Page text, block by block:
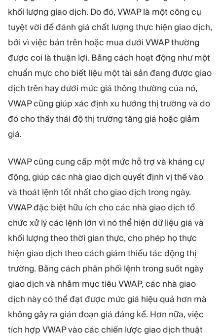
khối lượng giao dịch. Do đó, VWAP là một công cụ
tuyệt vời để đánh giá chất lượng thực hiện giao dịch,
bởi vì việc bán trên hoặc mua dưới VWAP thường
được coi là thuận lợi. Bằng cách hoạt động như một
chuẩn mực cho biết liệu một tài sản đang được giao
dịch trên hay dưới mức giá thông thường của nó,
VWAP cũng giúp xác định xu hướng thị trường và do
đó cho thấy thái độ thị trường tăng giá hoặc giảm
giá.
VWAP cũng cung cấp một mức hỗ trợ và kháng cự
động, giúp các nhà giao dịch quyết định vị thế vào
và thoát lệnh tốt nhất cho giao dịch trong ngày.
VWAP đặc biệt hữu ích cho các nhà giao dịch tổ
chức xử lý các lệnh lớn vì nó thể hiện dữ liệu giá và
khối lượng theo thời gian thực, cho phép họ thực
hiện giao dịch theo cách giảm thiểu tác động thị
trường. Bằng cách phân phối lệnh trong suốt ngày
giao dịch và nhắm mục tiêu VWAP, các nhà giao
dịch này có thể đạt được mức giá hiệu quả hơn mà
không gây ra gián đoạn giá đáng kể. Hơn nữa, việc
tích hợp VWAP vào các chiến lược giao dịch thuật